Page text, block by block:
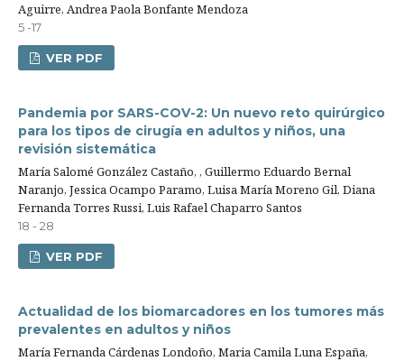
Aguirre, Andrea Paola Bonfante Mendoza
5 -17
VER PDF
Pandemia por SARS-COV-2: Un nuevo reto quirúrgico
para los tipos de cirugía en adultos y niños, una
revisión sistemática
María Salomé González Castaño, , Guillermo Eduardo Bernal
Naranjo, Jessica Ocampo Paramo, Luisa María Moreno Gil, Diana
Fernanda Torres Russi, Luis Rafael Chaparro Santos
18 - 28
VER PDF
Actualidad de los biomarcadores en los tumores más
prevalentes en adultos y niños
María Fernanda Cárdenas Londoño, Maria Camila Luna España,